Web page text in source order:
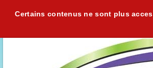
Certains contenus ne sont plus